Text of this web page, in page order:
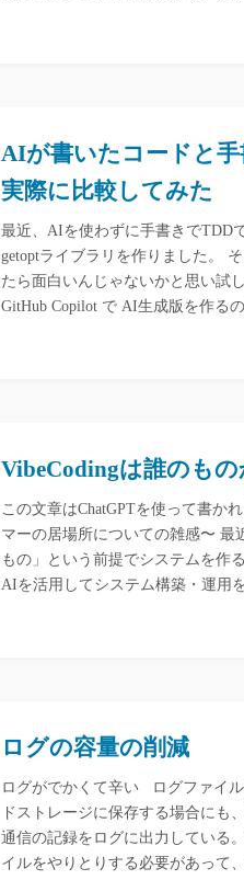
AIが書いたコードと
実際に比較してみた
最近、AIを使わずに手書きでTDD
getoptライブラリを作りました。
たら面白いんじゃないかと思い試
GitHub Copilot で AI生成版を作る
VibeCodingは誰のもの
この文章はChatGPTを使って書か
マーの居場所についての雑感〜 最
もの」という前提でシステムを作
AIを活用してシステム構築・運用
ログの容量の削減
ログがでかくて辛い ログファイ
ドストレージに保存する場合にも
通信の記録をログに出力している
イルをやりとりする必要があって